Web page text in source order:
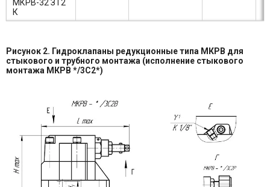
МКРВ-32 ЗТ2
К
Рисунок 2. Гидроклапаны редукционные типа МКРВ для
стыкового и трубного монтажа (исполнение стыкового
монтажа МКРВ */3С2*)